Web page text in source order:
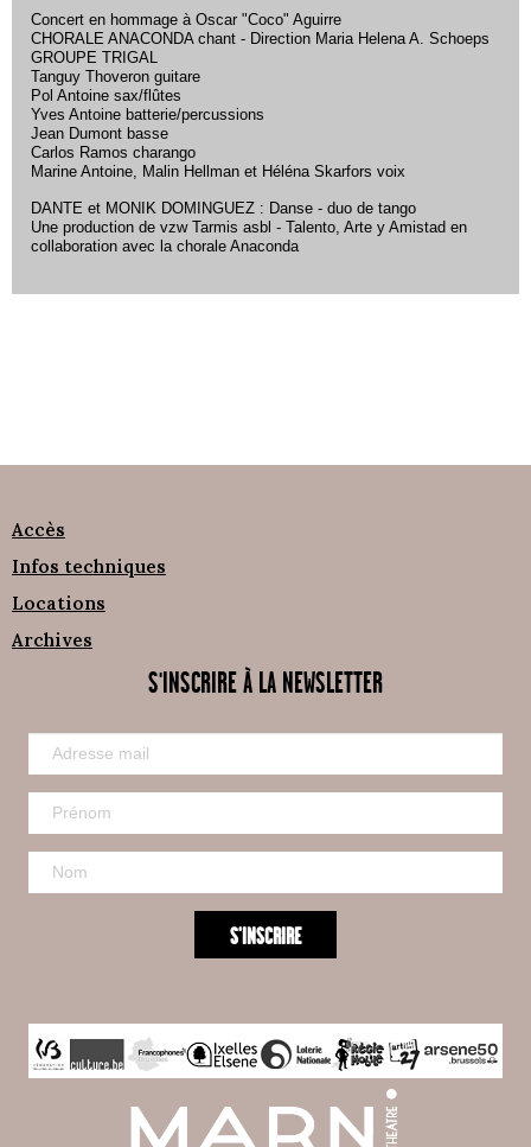
Concert en hommage à Oscar "Coco" Aguirre
CHORALE ANACONDA chant - Direction Maria Helena A. Schoeps
GROUPE TRIGAL
Tanguy Thoveron guitare
Pol Antoine sax/flûtes
Yves Antoine batterie/percussions
Jean Dumont basse
Carlos Ramos charango
Marine Antoine, Malin Hellman et Héléna Skarfors voix
DANTE et MONIK DOMINGUEZ : Danse - duo de tango
Une production de vzw Tarmis asbl - Talento, Arte y Amistad en
collaboration avec la chorale Anaconda
Accès
Infos techniques
Locations
Archives
S'INSCRIRE À LA NEWSLETTER